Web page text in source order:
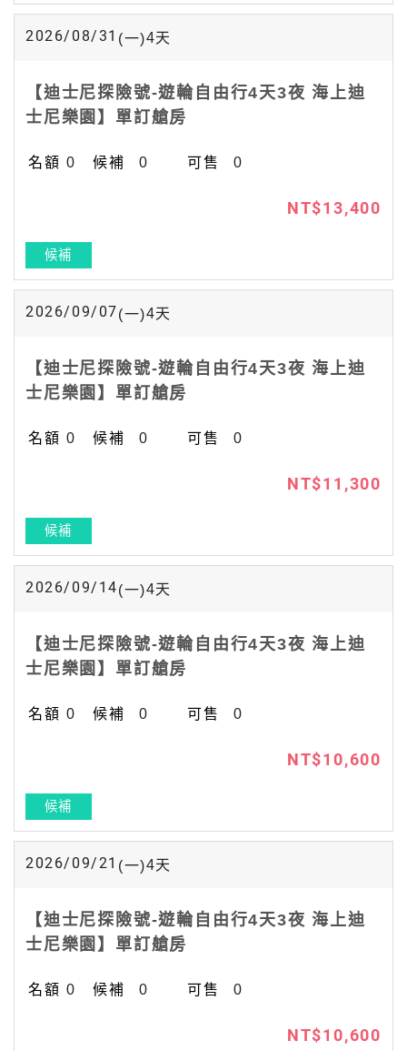
2026/08/31 (一)4天
【迪士尼探險號-遊輪自由行4天3夜 海上迪
士尼樂園】單訂艙房
0 0 0
NT$13,400
候補
2026/09/07(一)4天
【迪士尼探險號-遊輪自由行4天3夜 海上迪
士尼樂園】單訂艙房
0 0 0
NT$11,300
候補
2026/09/14(一)4天
【迪士尼探險號-遊輪自由行4天3夜 海上迪
士尼樂園】單訂艙房
0 0 0
NT$10,600
候補
2026/09/21 (一)4天
【迪士尼探險號-遊輪自由行4天3夜 海上迪
士尼樂園】單訂艙房
0 0 0
NT$10,600